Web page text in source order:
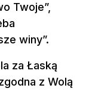
Twoje”,
winy”.
za Łaską
z Wolą